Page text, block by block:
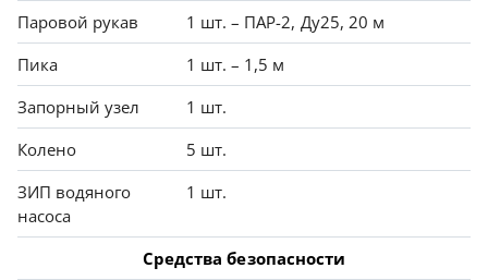
Паровой рукав
1 шт. – ПАР-2, Ду25, 20 м
Пика
1 шт. – 1,5 м
Запорный узел
1 шт.
Колено
5 шт.
ЗИП водяного
насоса
1 шт.
Средства безопасности